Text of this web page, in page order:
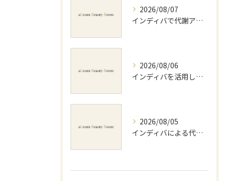
2026/08/07
インディバで代謝アップ体験効果とビフォーアフター徹底解説
2026/08/06
インディバを活用した足痩せ方法とセルライトやむくみ改善のポイント
2026/08/05
インディバによる代謝アップのビフォーアフター実体験と効果的な回数の見極め方